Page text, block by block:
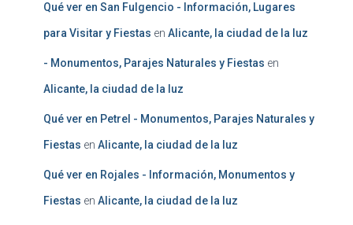
Qué ver en San Fulgencio - Información, Lugares
para Visitar y Fiestas en Alicante, la ciudad de la luz
- Monumentos, Parajes Naturales y Fiestas en
Alicante, la ciudad de la luz
Qué ver en Petrel - Monumentos, Parajes Naturales y
Fiestas en Alicante, la ciudad de la luz
Qué ver en Rojales - Información, Monumentos y
Fiestas en Alicante, la ciudad de la luz